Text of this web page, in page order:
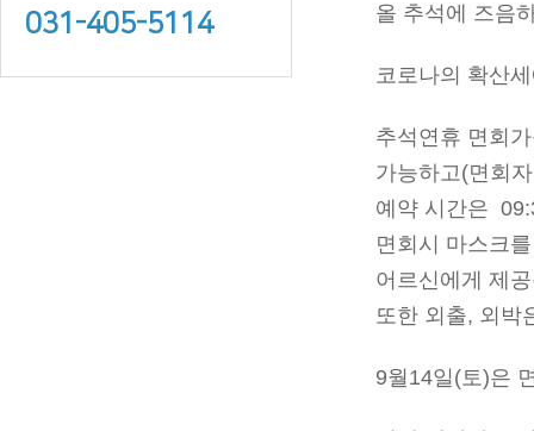
031-405-5114
올 추석에 즈음
코로나의 확산
추석연휴 면회
가능하고(면회
예약 시간은
면회시 마스크
어르신에게 제
또한 외출, 외박
9월14일(토)은